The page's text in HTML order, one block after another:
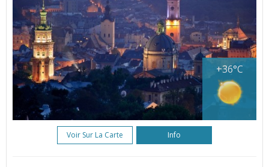
+36°C
Voir Sur La Carte Info